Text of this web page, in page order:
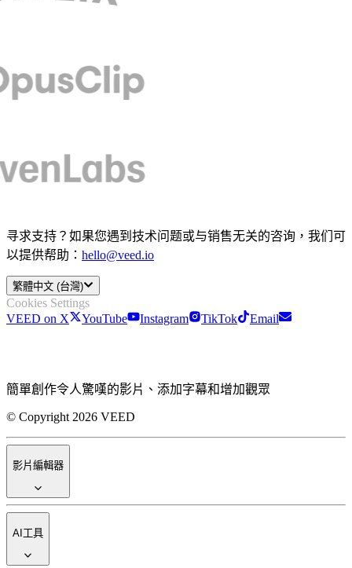
寻求支持？如果您遇到技术问题或与销售无关的咨询，我们可
以提供帮助： hello@veed.io
繁體中文 (台灣)
Cookies Settings
VEED on X
YouTube Instagram TikTok Email
簡單創作令人驚嘆的影片、添加字幕和增加觀眾
© Copyright 2026 VEED
影片編輯器
AI工具